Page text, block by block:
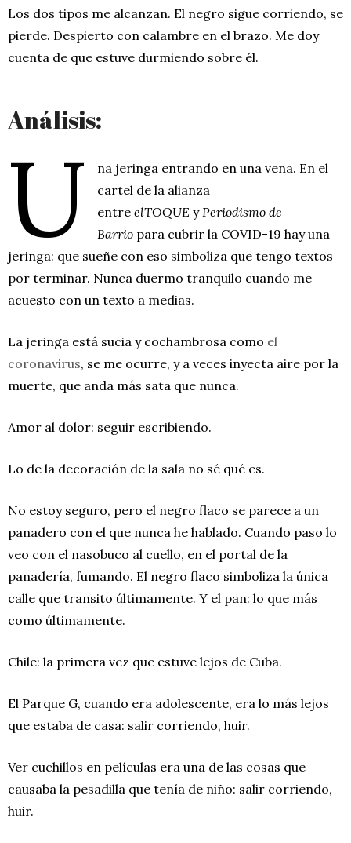
Los dos tipos me alcanzan. El negro sigue corriendo, se
pierde. Despierto con calambre en el brazo. Me doy
cuenta de que estuve durmiendo sobre él.
Análisis:
U
na jeringa entrando en una vena. En el
cartel de la alianza
entreelTOQUE y Periodismo de
Barrio para cubrir la COVID-19 hay una
jeringa: que sueñe con eso simboliza que tengo textos
por terminar. Nunca duermo tranquilo cuando me
acuesto con un texto a medias.
La jeringa está sucia y cochambrosa como el
coronavirus, se me ocurre, y a veces inyecta aire por la
muerte, que anda más sata que nunca.
Amor al dolor: seguir escribiendo.
Lo de la decoración de la sala no sé qué es.
No estoy seguro, pero el negro flaco se parece a un
panadero con el que nunca he hablado. Cuando paso lo
veo con el nasobuco al cuello, en el portal de la
panadería, fumando. El negro flaco simboliza la única
calle que transito últimamente. Y el pan: lo que más
como últimamente.
Chile: la primera vez que estuve lejos de Cuba.
El Parque G, cuando era adolescente, era lo más lejos
que estaba de casa: salir corriendo, huir.
Ver cuchillos en películas era una de las cosas que
causaba la pesadilla que tenía de niño: salir corriendo,
huir.